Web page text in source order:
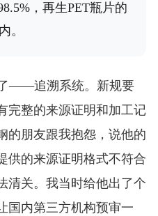
，再生PET瓶片的
。
——追溯系统。新规要
完整的来源证明和加工记
的朋友跟我抱怨，说他的
供的来源证明格式不符合
清关。我当时给他出了个
国内第三方机构预审一